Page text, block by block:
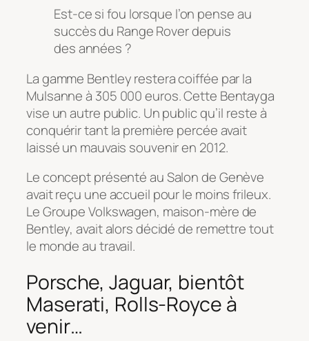
Est-ce si fou lorsque l’on pense au
succès du Range Rover depuis
des années ?
La gamme Bentley restera coiffée par la
Mulsanne à 305 000 euros. Cette Bentayga
vise un autre public. Un public qu’il reste à
conquérir tant la première percée avait
laissé un mauvais souvenir en 2012.
Le concept présenté au Salon de Genève
avait reçu une accueil pour le moins frileux.
Le Groupe Volkswagen, maison-mère de
Bentley, avait alors décidé de remettre tout
le monde au travail.
Porsche, Jaguar, bientôt
Maserati, Rolls-Royce à
venir…